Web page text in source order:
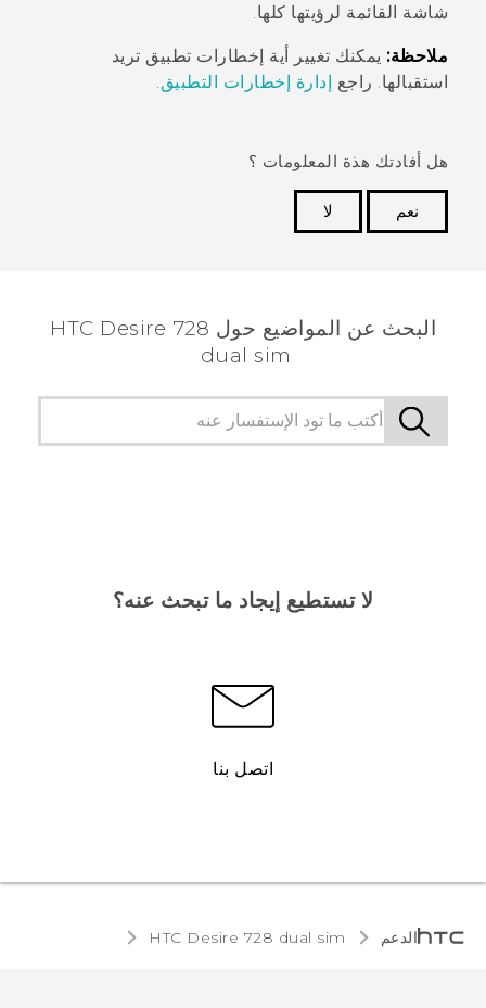
شاشة القائمة لرؤيتها كلها.
ملاحظة: يمكنك تغيير أية إخطارات تطبيق تريد
استقبالها. راجع إدارة إخطارات التطبيق
هل أفادتك هذة المعلومات ؟
نعم
لا
البحث عن المواضيع حول HTC Desire 728
dual sim
لا تستطيع إيجاد ما تبحث عنه؟
اتصل بنا
الدعم HTC Desire 728 dual sim‎